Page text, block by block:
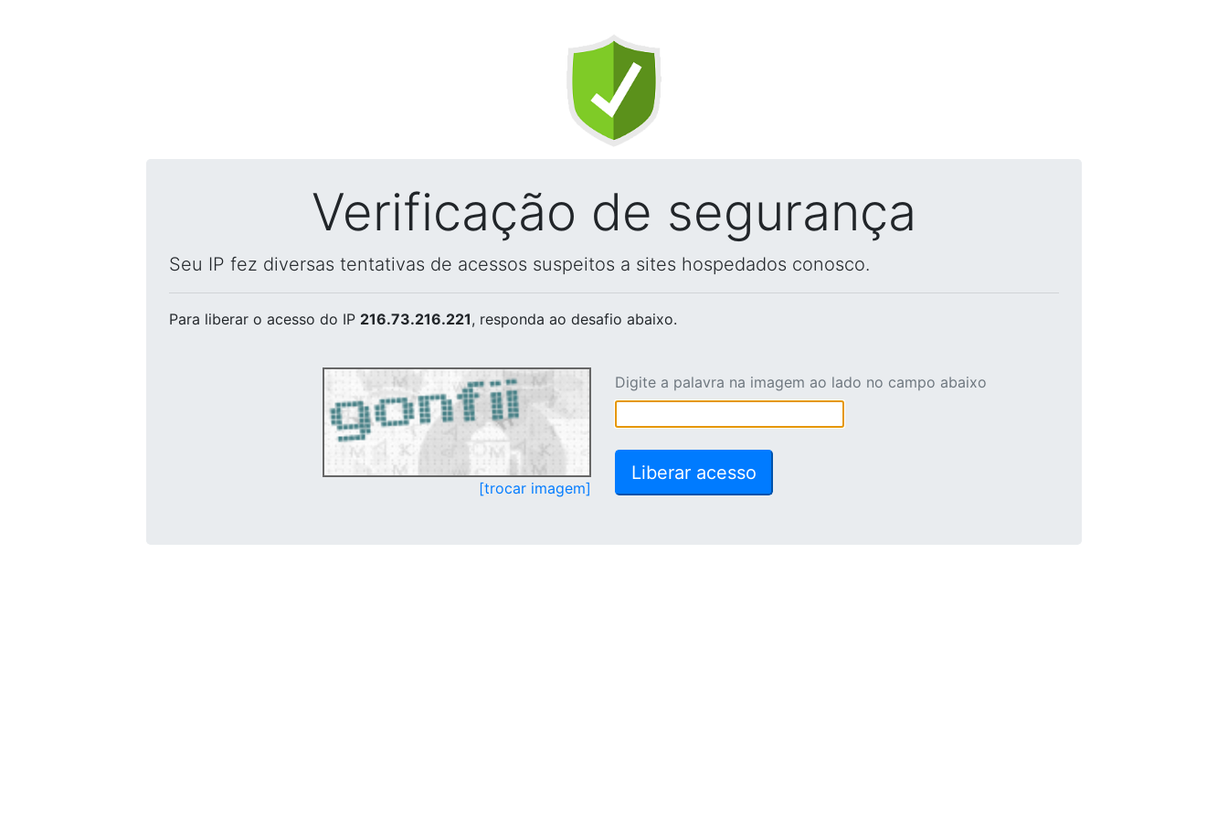
Verificação de segurança
Seu IP fez diversas tentativas de acessos suspeitos a sites hospedados conosco.
Para liberar o acesso do IP 216.73.216.221, responda ao desafio abaixo.
[trocar imagem]
Digite a palavra na imagem ao lado no campo abaixo